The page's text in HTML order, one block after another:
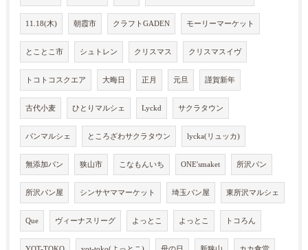
11.18(木) 朝霞市 クラフトGADEN モーリーマーケット
とことこ市 シュトレン クリスマス クリスマスイヴ
トコトコスクエア 大晦日 正月 元旦 謹賀新年
古代小麦 ひとりマルシェ Lyckd サクラタウン
パンマルシェ ところざわサクラタウン lycka(リュッカ)
無添加パン 狭山市 こなもんいち ONE'smaket 所沢パン
所沢パン屋 シンサヤママーケット 埼玉パン屋 東所沢マルシェ
Que ヴィーナスリーグ よっとこ よっとこ トコろん